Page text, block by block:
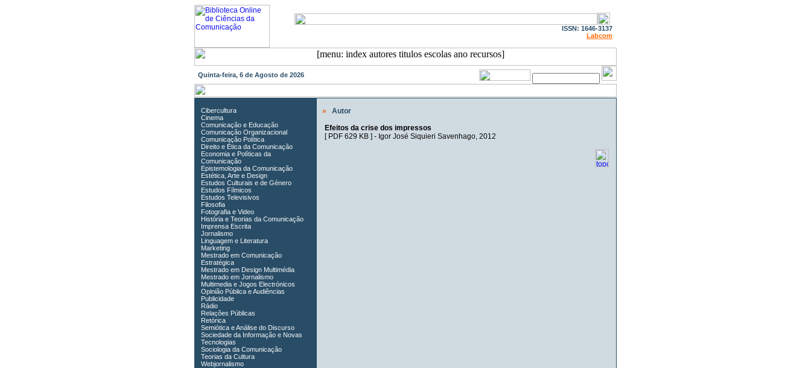
ISSN: 1646-3137
Labcom
Quinta-feira, 6 de Agosto de 2026
Cibercultura
Cinema
Comunicação e Educação
Comunicação Organizacional
Comunicação Política
Direito e Ética da Comunicação
Economia e Políticas da
Comunicação
Epistemologia da Comunicação
Estética, Arte e Design
Estudos Culturais e de Género
Estudos Fílmicos
Estudos Televisivos
Filosofia
Fotografia e Video
História e Teorias da Comunicação
Imprensa Escrita
Jornalismo
Linguagem e Literatura
Marketing
Mestrado em Comunicação
Estratégica
Mestrado em Design Multimédia
Mestrado em Jornalismo
Multimedia e Jogos Electrónicos
Opinião Pública e Audiências
Publicidade
Rádio
Relações Públicas
Retórica
Semiótica e Análise do Discurso
Sociedade da Informação e Novas
Tecnologias
Sociologia da Comunicação
Teorias da Cultura
Webjornalismo
»
Autor
Efeitos da crise dos impressos
[ PDF 629 KB] - Igor José Siquieri Savenhago, 2012